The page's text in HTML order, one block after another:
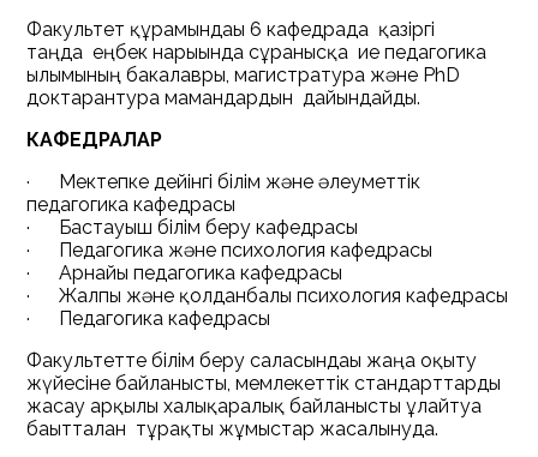
Факультет құрамындағы 6 кафедрада қазіргі
таңда еңбек нарығында сұранысқа ие педагогика
ғылымының бакалавры, магистратура және PhD
доктарантура мамандардын дайындайды.
КАФЕДРАЛАР
· Мектепке дейінгі білім және әлеуметтік
педагогика кафедрасы
· Бастауыш білім беру кафедрасы
· Педагогика және психология кафедрасы
· Арнайы педагогика кафедрасы
· Жалпы және қолданбалы психология кафедрасы
· Педагогика кафедрасы
Факультетте білім беру саласындағы жаңа оқыту
жүйесіне байланысты, мемлекеттік стандарттарды
жасау арқылы халықаралық байланысты ұлғайтуға
бағытталған тұрақты жұмыстар жасалынуда.